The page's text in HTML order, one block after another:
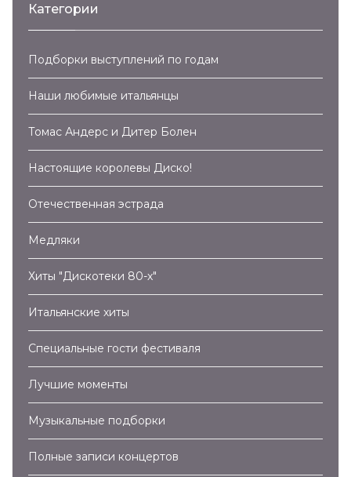
Категории
Подборки выступлений по годам
Наши любимые итальянцы
Томас Андерс и Дитер Болен
Настоящие королевы Диско!
Отечественная эстрада
Медляки
Хиты "Дискотеки 80-х"
Итальянские хиты
Специальные гости фестиваля
Лучшие моменты
Музыкальные подборки
Полные записи концертов